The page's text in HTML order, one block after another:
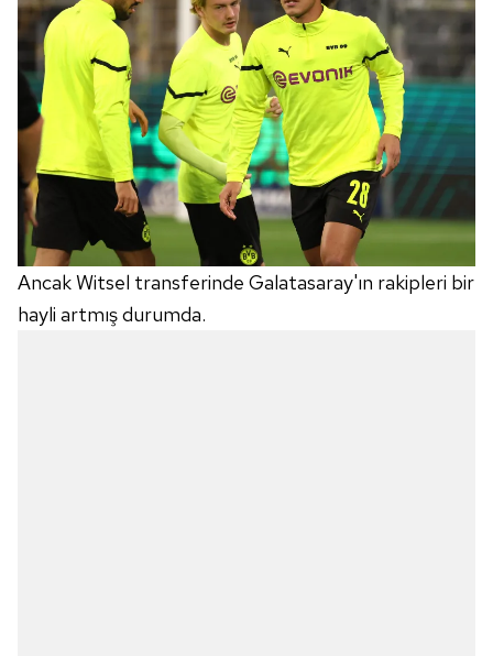
Ancak Witsel transferinde Galatasaray'ın rakipleri bir
hayli artmış durumda.